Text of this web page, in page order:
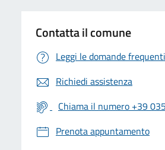
Contatta il comune
Leggi le domande frequenti
Richiedi assistenza
Chiama il numero +39
Prenota appuntamento